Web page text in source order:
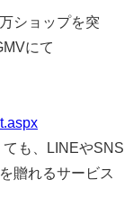
ショップを突
にて
も、LINEやSNS
贈れるサービス